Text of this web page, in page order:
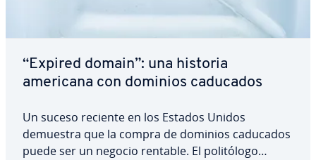
“Expired domain”: una historia
americana con dominios caducados
Un suceso reciente en los Estados Unidos
demuestra que la compra de dominios caducados
puede ser un negocio rentable. El po­li­tó­lo­go